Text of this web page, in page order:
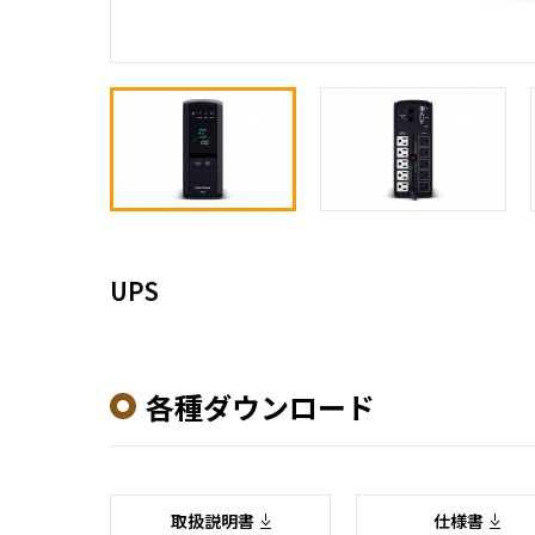
UPS
各種ダウンロード
取扱説明書 仕様書